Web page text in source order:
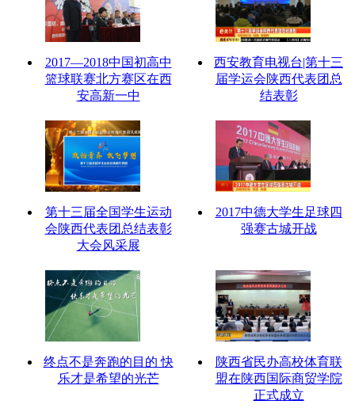
2017—2018中国初高中
篮球联赛北方赛区在西
安高新一中
西安教育电视台|第十三
届学运会陕西代表团总
结表彰
第十三届全国学生运动
会陕西代表团总结表彰
大会风采展
2017中德大学生足球四
强赛古城开战
终点不是奔跑的目的 快
乐才是希望的光芒
陕西省民办高校体育联
盟在陕西国际商贸学院
正式成立